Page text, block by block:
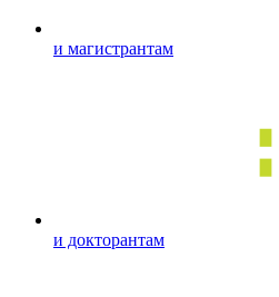
и магистрантам
и докторантам